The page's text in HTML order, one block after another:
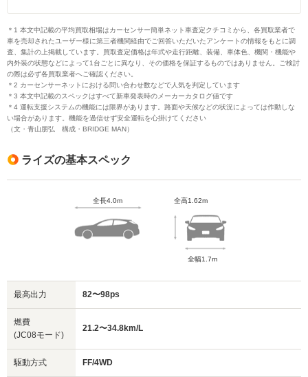
られ、WLTCモード燃費18.6km/Lを実現しました。
新プラットフォームの恩恵は、室内空間の広さにもつな
がっています。特にラゲッジルームはクラストップレベ
ルの369Lに及ぶ大容量を実現。さらに6:4の分割可倒式
リアシートを採用し長尺物の積載などにも対応できるな
2021年の一部改良では、シリーズ方式のハイブリッド
システム「e-スマート ハイブリッド」を追加（FF車の
み）。1.2Lエンジンを発電専用とし走行には100%電気
モーターを使用する、ダイハツが開発したまったく新し
いシステムであり、WLTCモード燃費は28.0km/Lをマー
クしています。同時にFF車の搭載エンジンも1Lターボ
から1.2L NAへと刷新されました。これまでの1Lターボ
は、4WD車に継続採用されています。
現代の車には欠かせない、先進運転支援システム
（ADAS）もライズには備わっています。スマートアシ
ストプラスと呼ばれるダイハツのADASで最新のバージ
ョンが奢られ、ステレオカメラによる歩行者検知機能
や、前・後進の誤発信抑制装置などが採用されました。
ンカー、全車速対応アダプティブクルーズコントロール
などを追加装備した最上級グレード
※各グレードに4WDの設定あり
＜後期型＞
・ICE（内燃機関）車
X：1.2L NAエンジン搭載のエントリーグレード
G：Xに16インチアルミホイールやオートエアコン、フ
ル液晶ディスプレイメーターなどを装備したミドルグレ
Z：Gに17インチアルミホイールやシーケンシャルウイ
ンカー、全車速対応アダプティブクルーズコントロール
などを追加装備した最上級グレード
※各グレードに4WDの設定あり（エンジンは1Lター
ンカー、全車速対応アダプティブクルーズコントロール
などを追加装備した最上級グレード
ーニングポイントになるかもしれません。ディーラーな
どの最新情報は、聞き逃さないようにチェックしましょ
う。
＊1 本文中記載の平均買取相場はカーセンサー簡単ネット車査定クチコミから、各買取業者で
車を売却されたユーザー様に第三者機関経由でご回答いただいたアンケートの情報をもとに調
査、集計の上掲載しています。買取査定価格は年式や走行距離、装備、車体色、機関・機能や
内外装の状態などによって1台ごとに異なり、その価格を保証するものではありません。ご検討
の際は必ず各買取業者へご確認ください。
＊2 カーセンサーネットにおける問い合わせ数などで人気を判定しています
＊3 本文中記載のスペックはすべて新車発表時のメーカーカタログ値です
＊4 運転支援システムの機能には限界があります。路面や天候などの状況によっては作動しな
い場合があります。機能を過信せず安全運転を心掛けてください
（文・青山朋弘 構成・BRIDGE MAN）
ライズの基本スペック
全長4.0m 全高1.62m
全幅1.7m
最高出力 82〜98ps
燃費
(JC08モード)
21.2〜34.8km/L
駆動方式 FF/4WD